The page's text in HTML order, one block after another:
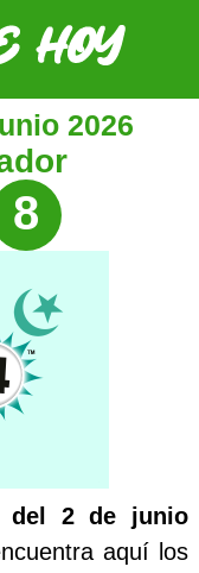
2026
8
del 2 de junio
aquí los